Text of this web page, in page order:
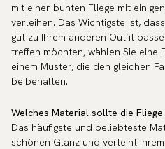
mit einer bunten Fliege mit
verleihen. Das Wichtigste ist,
gut zu Ihrem anderen Outfit
treffen möchten, wählen Sie eine
einem Muster, die den gleichen
beibehalten.
Welches Material sollte die Fliege
Das häufigste und beliebteste
schönen Glanz und verleiht